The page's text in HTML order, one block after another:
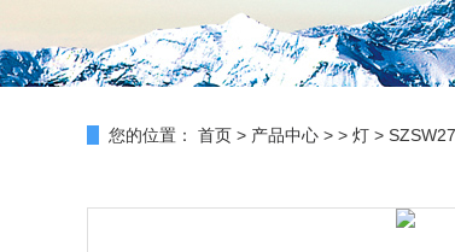
您的位置： 首页 > 产品中心 > > 灯 >